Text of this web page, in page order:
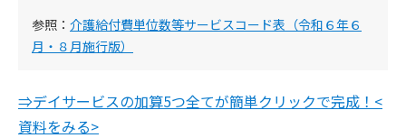
参照： 介護給付費単位数等サービスコード表（令和６年６
月・８月施行版）
⇒デイサービスの加算5つ全てが簡単クリックで完成！<
資料をみる>